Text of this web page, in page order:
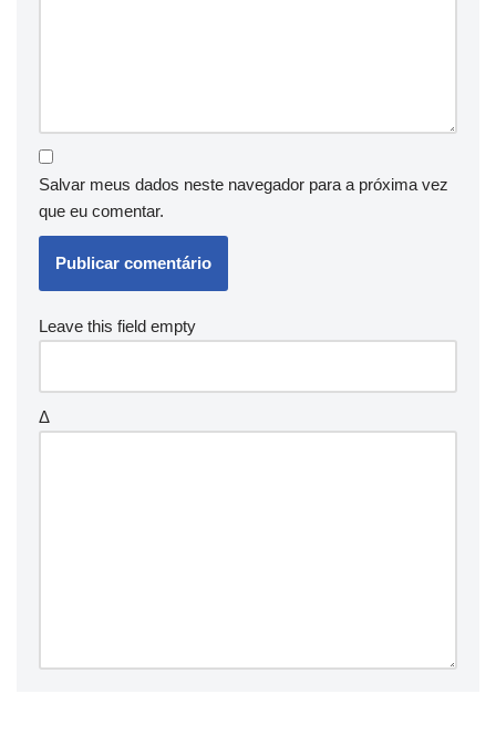
Salvar meus dados neste navegador para a próxima vez
que eu comentar.
Leave this field empty
Δ